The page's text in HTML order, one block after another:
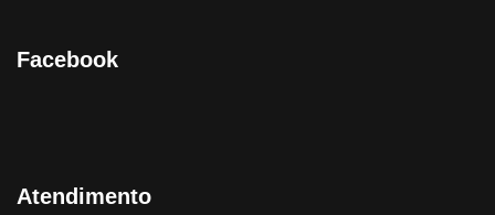
Facebook
Atendimento